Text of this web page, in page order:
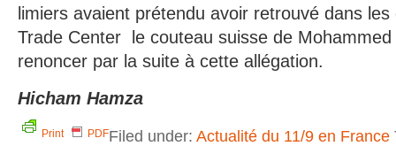
limiers avaient prétendu avoir retrouvé dans
Trade Center le couteau suisse de
renoncer par la suite à cette allégation.
Hicham Hamza
Print PDFFiled under: Actualité du 11/9 en France